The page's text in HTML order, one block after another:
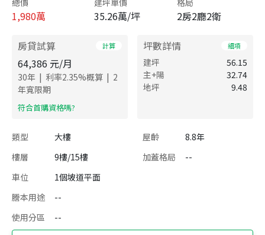
總價
1,980萬
建坪單價
35.26萬/坪
格局
2房2廳2衛
房貸試算 計算
64,386 元/月
30年 | 利率2.35%概算 | 2
年寬限期
​符合首購資格嗎?
坪數詳情 細項
建坪
56.15
主+陽
32.74
地坪
9.48
類型 大樓 屋齡
8.8年
樓層
9樓/15樓 加蓋格局
--
車位
1個坡道平面
謄本用途
--
使用分區
--